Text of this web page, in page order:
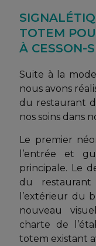
TOTEM
À CESSON-
Suite à la
nous avons
du restaurant
nos soins dans
Le premier
l’entrée et
principale. Le
du
l’extérieur du
nouveau
charte de
totem existant